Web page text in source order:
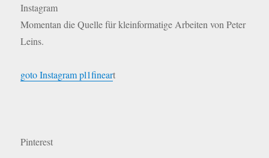
Instagram
Momentan die Quelle für kleinformatige Arbeiten von Peter
Leins.
goto Instagram pl1fineart
Pinterest